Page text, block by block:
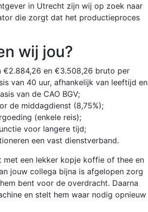
in Utrecht zijn wij op zoek naar
die zorgt dat het productieproces
wij jou?
€2.884,26 en €3.508,26 bruto per
van 40 uur, afhankelijk van leeftijd en
van de CAO BGV;
de middagdienst (8,75%);
(enkele reis);
voor langere tijd;
een vast dienstverband.
met een lekker kopje koffie of thee en
jouw collega bijna is afgelopen zorg
bent voor de overdracht. Daarna
en stelt hem waar nodig opnieuw